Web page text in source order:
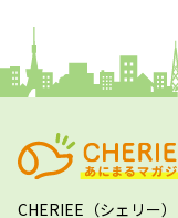
CHERIEE（シェリー）